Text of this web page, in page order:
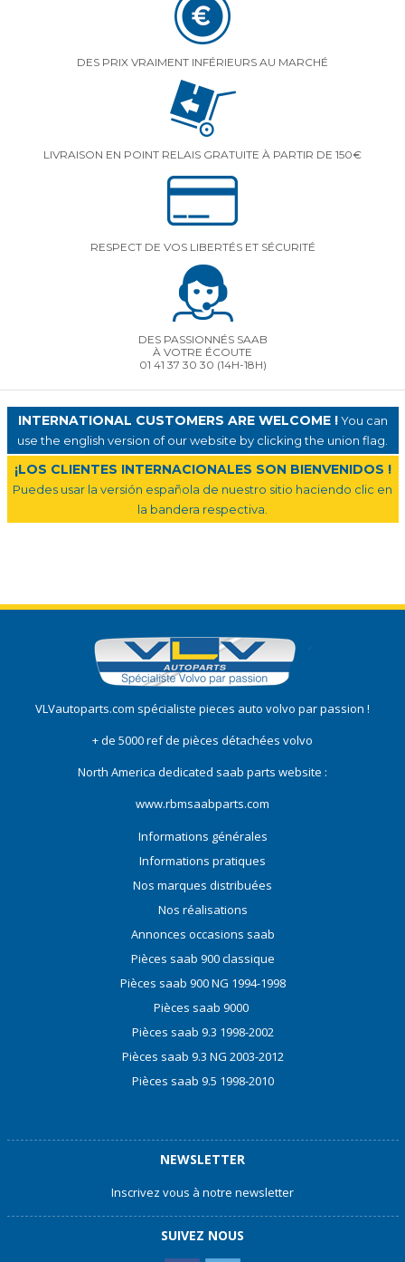
DES PRIX VRAIMENT INFÉRIEURS AU MARCHÉ
LIVRAISON EN POINT RELAIS GRATUITE À PARTIR DE 150€
RESPECT DE VOS LIBERTÉS ET SÉCURITÉ
DES PASSIONNÉS SAAB
À VOTRE ÉCOUTE
01 41 37 30 30 (14H-18H)
INTERNATIONAL CUSTOMERS ARE WELCOME !You can
use the english version of our website by clicking the union flag.
¡LOS CLIENTES INTERNACIONALES SON BIENVENIDOS !
Puedes usar la versión española de nuestro sitio haciendo clic en
la bandera respectiva.
VLVautoparts.com spécialiste pieces auto volvo par passion !
+ de 5000 ref de pièces détachées volvo
North America dedicated saab parts website :
www.rbmsaabparts.com
Informations générales
Informations pratiques
Nos marques distribuées
Nos réalisations
Annonces occasions saab
Pièces saab 900 classique
Pièces saab 900 NG 1994-1998
Pièces saab 9000
Pièces saab 9.3 1998-2002
Pièces saab 9.3 NG 2003-2012
Pièces saab 9.5 1998-2010
NEWSLETTER
Inscrivez vous à notre newsletter
SUIVEZ NOUS